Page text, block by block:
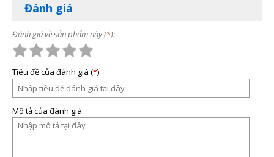
Đánh giá
Đánh giá về sản phẩm này (*):
Tiêu đề của đánh giá (*):
Mô tả của đánh giá: